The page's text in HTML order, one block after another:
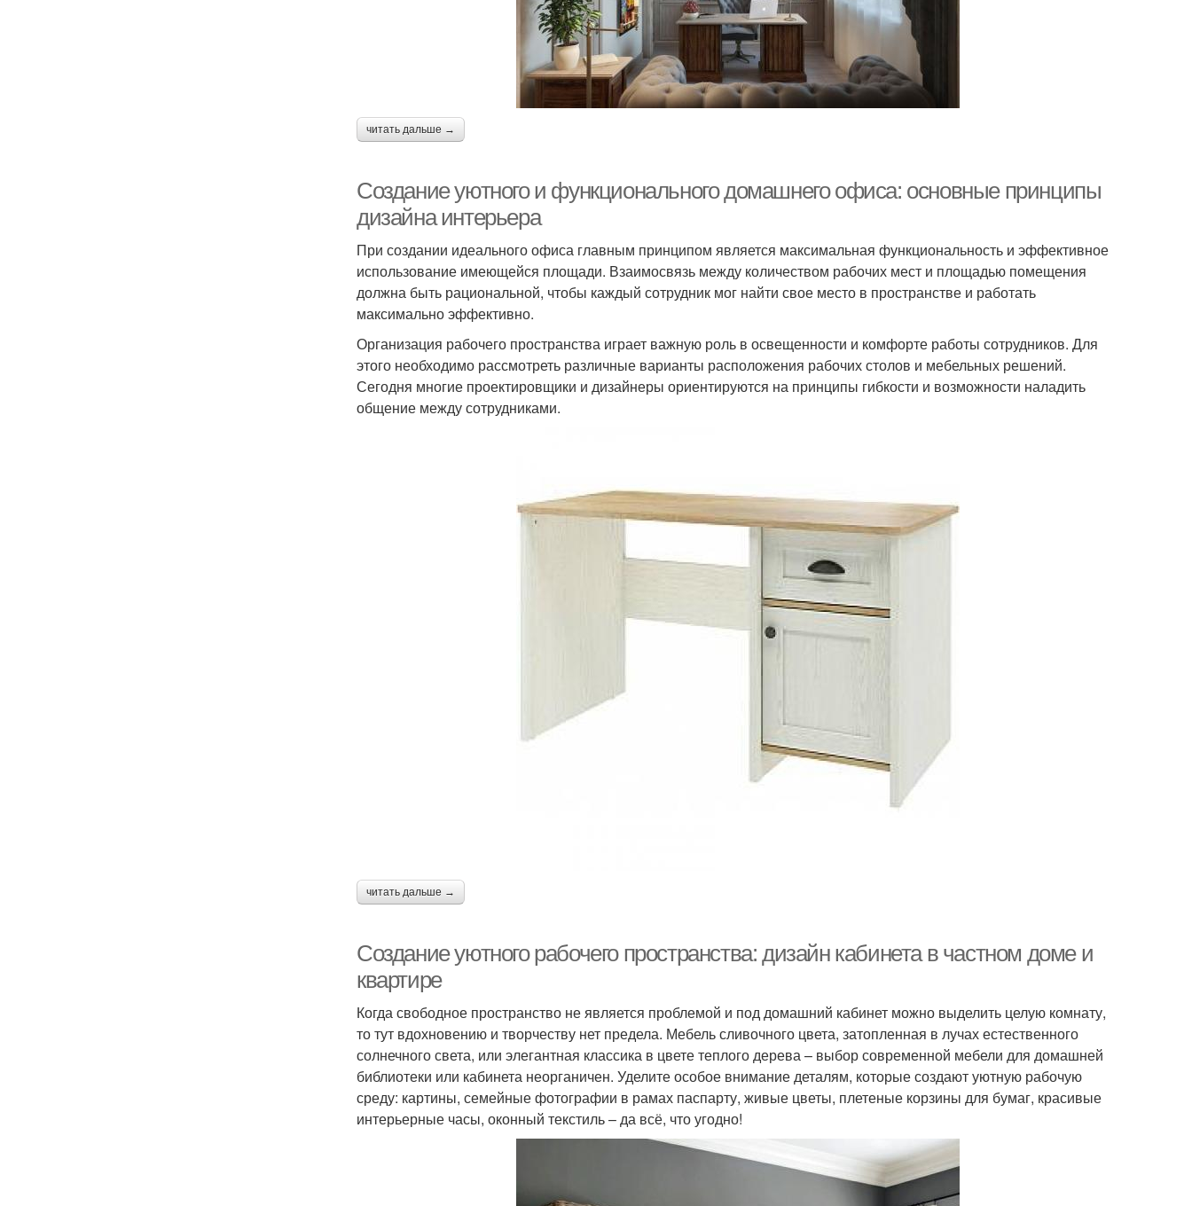
читать дальше →
Создание уютного и функционального домашнего офиса: основные принципы
дизайна интерьера
При создании идеального офиса главным принципом является максимальная функциональность и эффективное
использование имеющейся площади. Взаимосвязь между количеством рабочих мест и площадью помещения
должна быть рациональной, чтобы каждый сотрудник мог найти свое место в пространстве и работать
максимально эффективно.
Организация рабочего пространства играет важную роль в освещенности и комфорте работы сотрудников. Для
этого необходимо рассмотреть различные варианты расположения рабочих столов и мебельных решений.
Сегодня многие проектировщики и дизайнеры ориентируются на принципы гибкости и возможности наладить
общение между сотрудниками.
читать дальше →
Создание уютного рабочего пространства: дизайн кабинета в частном доме и
квартире
Когда свободное пространство не является проблемой и под домашний кабинет можно выделить целую комнату,
то тут вдохновению и творчеству нет предела. Мебель сливочного цвета, затопленная в лучах естественного
солнечного света, или элегантная классика в цвете теплого дерева – выбор современной мебели для домашней
библиотеки или кабинета неорганичен. Уделите особое внимание деталям, которые создают уютную рабочую
среду: картины, семейные фотографии в рамах паспарту, живые цветы, плетеные корзины для бумаг, красивые
интерьерные часы, оконный текстиль – да всё, что угодно!